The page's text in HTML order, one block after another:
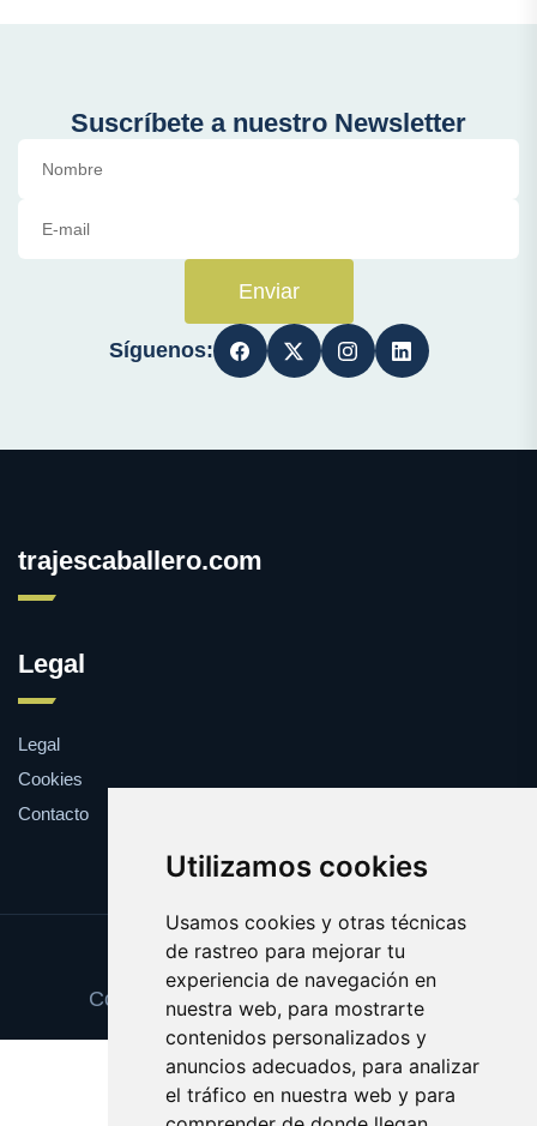
Utilizamos cookies
Usamos cookies y otras técnicas
de rastreo para mejorar tu
experiencia de navegación en
nuestra web, para mostrarte
contenidos personalizados y
anuncios adecuados, para analizar
el tráfico en nuestra web y para
Suscríbete a nuestro Newsletter
Enviar
Síguenos:
trajescaballero.com
Legal
Legal
Cookies
Contacto
Update cookies preferences
Copyright © 2025 trajescaballero.com